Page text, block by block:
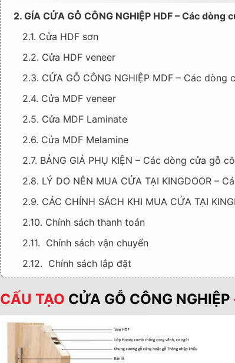
2. GÍA CỬA GỖ CÔNG NGHIỆP HDF – Các dòng
2.1. Cửa HDF sơn
2.2. Cửa HDF veneer
2.3. CỬA GỖ CÔNG NGHIỆP MDF – Các dòng
2.4. Cửa MDF veneer
2.5. Cửa MDF Laminate
2.6. Cửa MDF Melamine
2.7. BẢNG GIÁ PHỤ KIỆN – Các dòng cửa gỗ
2.8. LÝ DO NÊN MUA CỬA TẠI KINGDOOR –
2.9. CÁC CHÍNH SÁCH KHI MUA CỬA TẠI
2.10. Chính sách thanh toán
2.11. Chính sách vận chuyển
2.12. Chính sách lắp đặt
2.14. TIN TỨC CÁC SẢN PHẨM KHÁC KHÁCH
3. >>> Mời quý khách hàng xem thêm: Cửa
CẤU TẠO CỬA GỖ CÔNG NGHIỆP